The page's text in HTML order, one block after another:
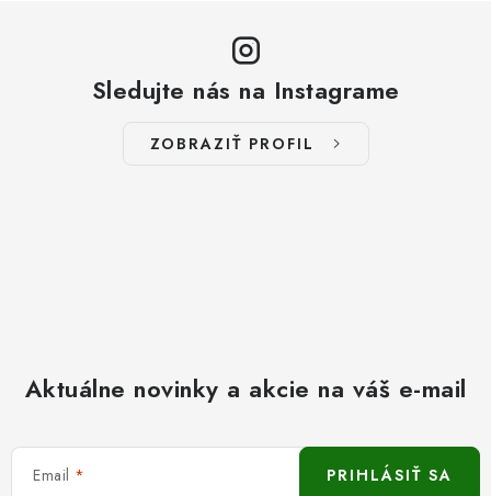
Sledujte nás na Instagrame
ZOBRAZIŤ PROFIL
Aktuálne novinky a akcie na váš e-mail
Email PRIHLÁSIŤ SA